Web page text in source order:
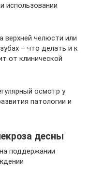
использовании
верхней челюсти или
– что делать и к
от клинической
осмотр у
патологии и
десны
поддержании